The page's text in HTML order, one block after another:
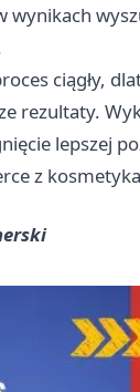
wynikach
ciągły,
rezultaty.
lepszej
z